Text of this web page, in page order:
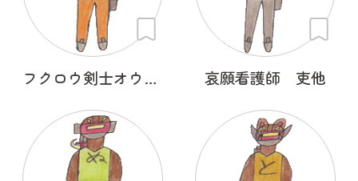
フクロウ剣士オウルフリート 哀願看護師 吏他